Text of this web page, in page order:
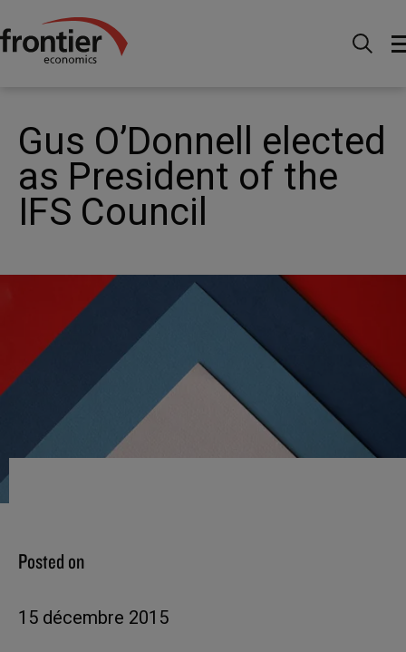
Menu Actualités et perspectives
O’Donnell elected as President of the IFS Council
Gus O’Donnell elected
as President of the
IFS Council
Posted on
15 décembre 2015